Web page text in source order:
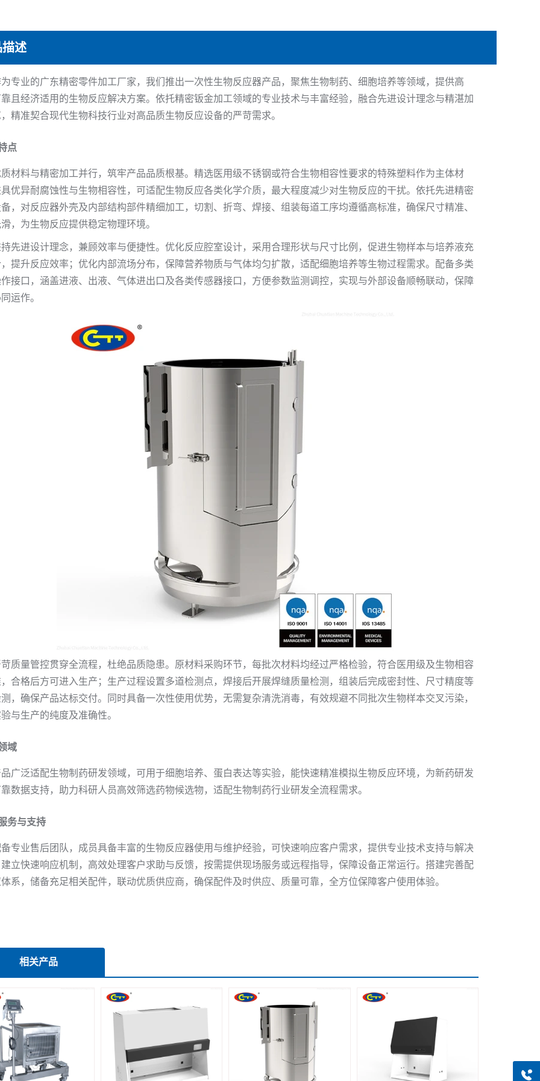
描述
业的广东精密零件加工厂家，我们推出一次性生物反应器产品，聚焦生物制药、细胞培养等领域，提供高
且经济适用的生物反应解决方案。依托精密钣金加工领域的专业技术与丰富经验，融合先进设计理念与精湛加
精准契合现代生物科技行业对高品质生物反应设备的严苛需求。
点
材料与精密加工并行，筑牢产品品质根基。精选医用级不锈钢或符合生物相容性要求的特殊塑料作为主体材
优异耐腐蚀性与生物相容性，可适配生物反应各类化学介质，最大程度减少对生物反应的干扰。依托先进精密
，对反应器外壳及内部结构部件精细加工，切割、折弯、焊接、组装每道工序均遵循高标准，确保尺寸精准、
，为生物反应提供稳定物理环境。
先进设计理念，兼顾效率与便捷性。优化反应腔室设计，采用合理形状与尺寸比例，促进生物样本与培养液充
提升反应效率；优化内部流场分布，保障营养物质与气体均匀扩散，适配细胞培养等生物过程需求。配备多类
接口，涵盖进液、出液、气体进出口及各类传感器接口，方便参数监测调控，实现与外部设备顺畅联动，保障
运作。
苛质量管控贯穿全流程，杜绝品质隐患。原材料采购环节，每批次材料均经过严格检验，符合医用级及生物相容
合格后方可进入生产；生产过程设置多道检测点，焊接后开展焊缝质量检测，组装后完成密封性、尺寸精度等
，确保产品达标交付。同时具备一次性使用优势，无需复杂清洗消毒，有效规避不同批次生物样本交叉污染，
与生产的纯度及准确性。
域
品广泛适配生物制药研发领域，可用于细胞培养、蛋白表达等实验，能快速精准模拟生物反应环境，为新药研发
数据支持，助力科研人员高效筛选药物候选物，适配生物制药行业研发全流程需求。
务与支持
备专业售后团队，成员具备丰富的生物反应器使用与维护经验，可快速响应客户需求，提供专业技术支持与解决
立快速响应机制，高效处理客户求助与反馈，按需提供现场服务或远程指导，保障设备正常运行。搭建完善配
系，储备充足相关配件，联动优质供应商，确保配件及时供应、质量可靠，全方位保障客户使用体验。
相关产品